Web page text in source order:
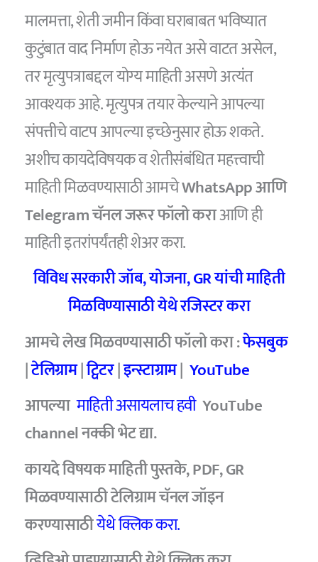
मालमत्ता, शेती जमीन किंवा घराबाबत भविष्यात
कुटुंबात वाद निर्माण होऊ नयेत असे वाटत असेल,
तर मृत्युपत्राबद्दल योग्य माहिती असणे अत्यंत
आवश्यक आहे. मृत्युपत्र तयार केल्याने आपल्या
संपत्तीचे वाटप आपल्या इच्छेनुसार होऊ शकते.
अशीच कायदेविषयक व शेतीसंबंधित महत्त्वाची
माहिती मिळवण्यासाठी आमचेWhatsApp आणि
Telegram चॅनल जरूर फॉलो कराआणि ही
माहिती इतरांपर्यंतही शेअर करा.
विविध सरकारी जॉब, योजना, GR यांची माहिती
मिळविण्यासाठी येथे रजिस्टर करा
आमचे लेख मिळवण्यासाठी फॉलो करा :फेसबुक
|टेलिग्राम|ट्विटर|इन्स्टाग्राम| YouTube
आपल्यामाहिती असायलाच हवी YouTube
channel नक्की भेट द्या.
कायदे विषयक माहिती पुस्तके, PDF, GR
मिळवण्यासाठी टेलिग्राम चॅनल जॉइन
करण्यासाठीयेथे क्लिक करा.